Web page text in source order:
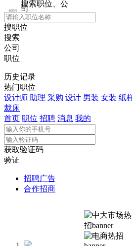
全国站
搜索职位、公
司
搜职位
搜索
公司
职位
历史记录
热门职位
设计师 助理 采购 设计 男装 女装 纸
裁床
首页 职位 招聘 消息 我的
获取验证码
验证
招聘广告
合作招商